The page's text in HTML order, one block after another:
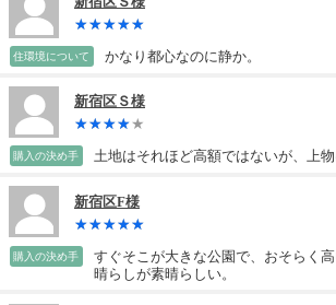
住環境について かなり都心なのに静か。
新宿区Ｓ様
購入の決め手 土地はそれほど高額ではないが、上物
新宿区F様
購入の決め手
すぐそこが大きな公園で、おそらく
晴らしが素晴らしい。